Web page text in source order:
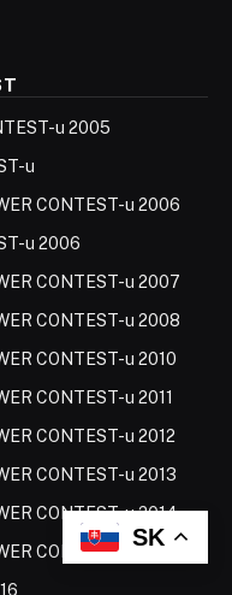
u 2005
u
CONTEST-u 2006
u 2006
CONTEST-u 2007
CONTEST-u 2008
CONTEST-u 2010
CONTEST-u 2011
CONTEST-u 2012
CONTEST-u 2013
CONTEST-u 2014
CONTEST-u 2015
SK